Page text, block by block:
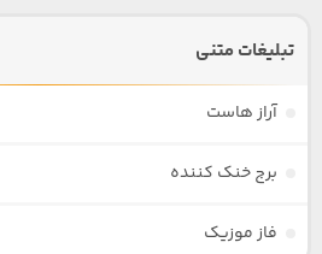
تبلیغات متنی
آراز هاست
برج خنک کننده
فاز موزیک